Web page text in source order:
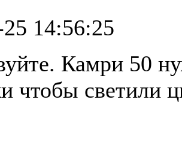
14:56:25
Камри 50
чтобы светили